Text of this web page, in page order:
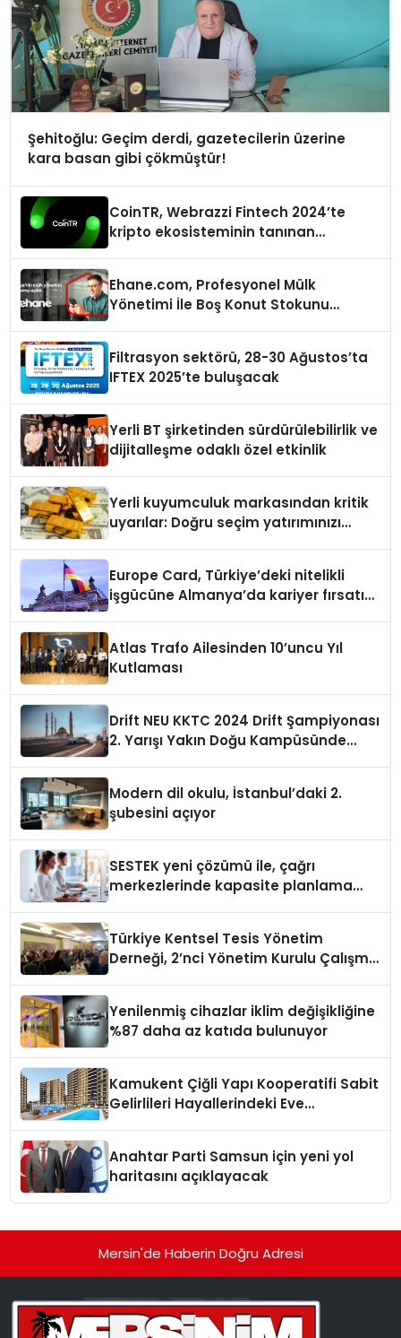
Şehitoğlu: Geçim derdi, gazetecilerin üzerine
kara basan gibi çökmüştür!
CoinTR, Webrazzi Fintech 2024’te
kripto ekosisteminin tanınan
Ehane.com, Profesyonel Mülk
Yönetimi İle Boş Konut Stokunu
Filtrasyon sektörü, 28-30 Ağustos’ta
IFTEX 2025’te buluşacak
Yerli BT şirketinden sürdürülebilirlik ve
dijitalleşme odaklı özel etkinlik
Yerli kuyumculuk markasından kritik
uyarılar: Doğru seçim yatırımınızı
Europe Card, Türkiye’deki nitelikli
işgücüne Almanya’da kariyer fırsatı
Atlas Trafo Ailesinden 10’uncu Yıl
Kutlaması
Drift NEU KKTC 2024 Drift Şampiyonası
2. Yarışı Yakın Doğu Kampüsünde
Modern dil okulu, İstanbul’daki 2.
şubesini açıyor
SESTEK yeni çözümü ile, çağrı
merkezlerinde kapasite planlama
Türkiye Kentsel Tesis Yönetim
Derneği, 2’nci Yönetim Kurulu Çalışma
Yenilenmiş cihazlar iklim değişikliğine
%87 daha az katıda bulunuyor
Kamukent Çiğli Yapı Kooperatifi Sabit
Gelirlileri Hayallerindeki Eve
Anahtar Parti Samsun için yeni yol
haritasını açıklayacak
Mersin'de Haberin Doğru Adresi